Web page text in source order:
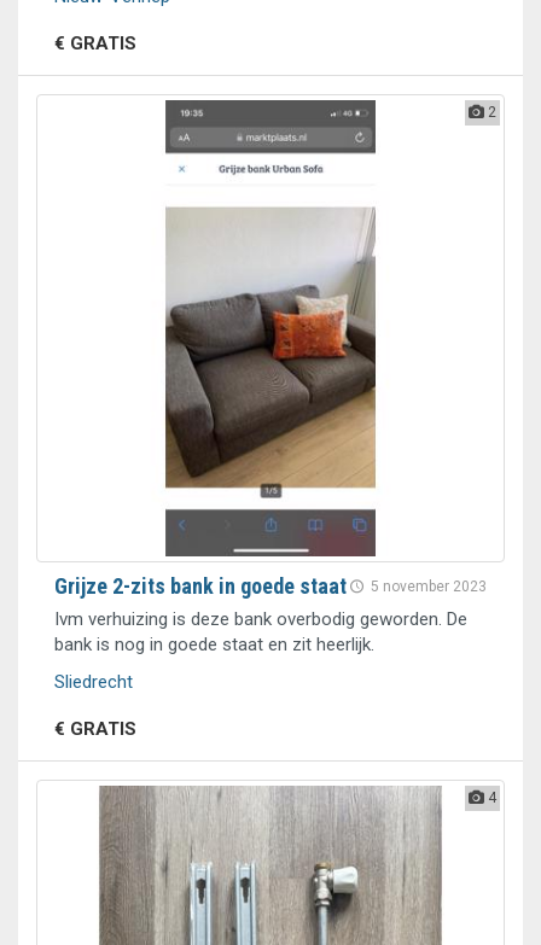
€ GRATIS
2
5 november 2023
Grijze 2-zits bank in goede staat
Ivm verhuizing is deze bank overbodig geworden. De
bank is nog in goede staat en zit heerlijk.
Sliedrecht
€ GRATIS
4